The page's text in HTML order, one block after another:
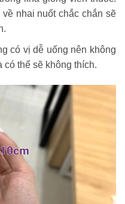
nhai nuốt chắc chắn sẽ
có vị dễ uống nên không
có thể sẽ không thích.